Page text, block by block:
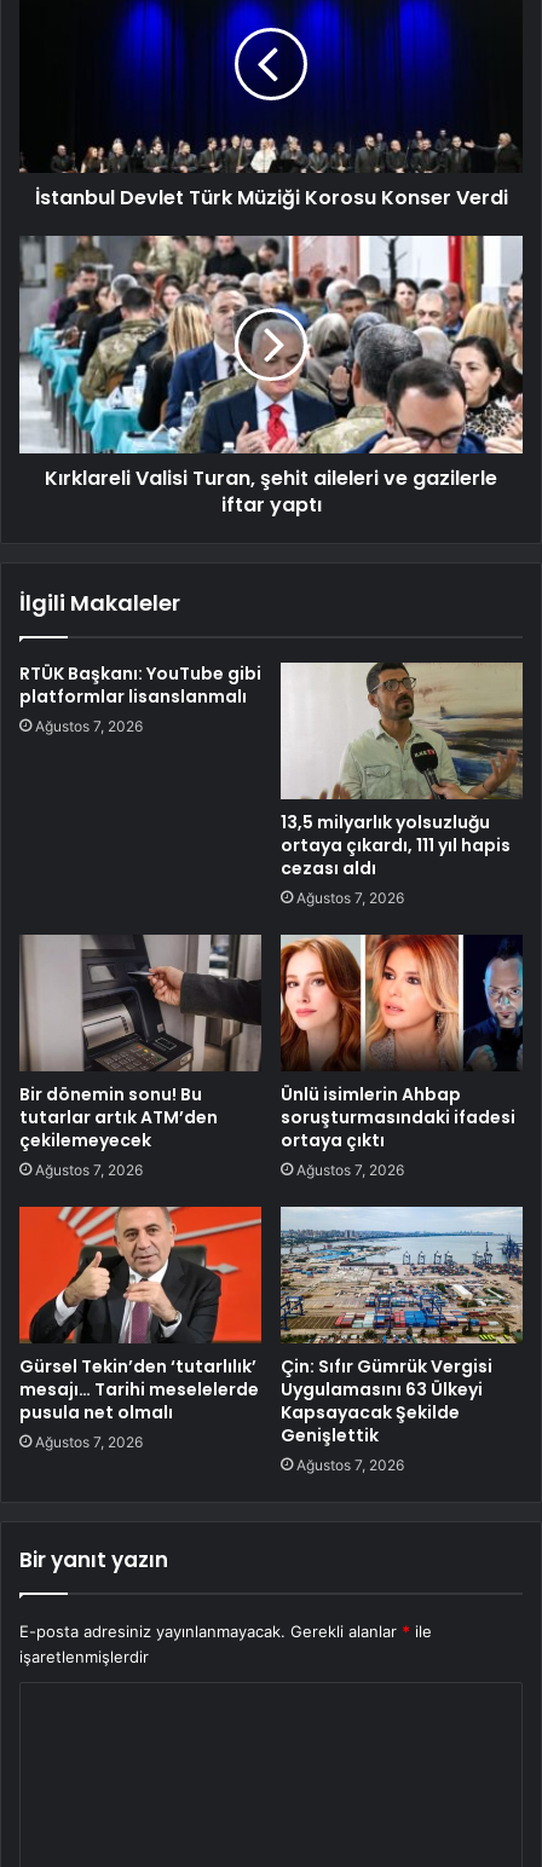
İstanbul Devlet Türk Müziği Korosu Konser Verdi
Kırklareli Valisi Turan, şehit aileleri ve gazilerle
iftar yaptı
İlgili Makaleler
RTÜK Başkanı: YouTube gibi
platformlar lisanslanmalı
Ağustos 7, 2026
13,5 milyarlık yolsuzluğu
ortaya çıkardı, 111 yıl hapis
cezası aldı
Ağustos 7, 2026
Bir dönemin sonu! Bu
tutarlar artık ATM’den
çekilemeyecek
Ağustos 7, 2026
Ünlü isimlerin Ahbap
soruşturmasındaki ifadesi
ortaya çıktı
Ağustos 7, 2026
Gürsel Tekin’den ‘tutarlılık’
mesajı… Tarihi meselelerde
pusula net olmalı
Ağustos 7, 2026
Çin: Sıfır Gümrük Vergisi
Uygulamasını 63 Ülkeyi
Kapsayacak Şekilde
Genişlettik
Ağustos 7, 2026
Bir yanıt yazın
E-posta adresiniz yayınlanmayacak. Gerekli alanlar * ile
işaretlenmişlerdir